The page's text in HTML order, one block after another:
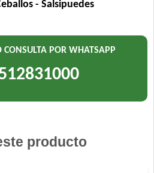
- Salsipuedes
CONSULTA POR WHATSAPP
producto